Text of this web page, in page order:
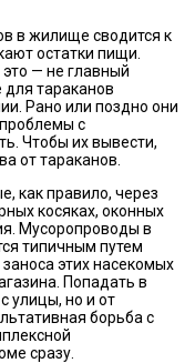
в жилище сводится к
остатки пищи.
— не главный
тараканов
Рано или поздно они
проблемы с
Чтобы их вывести,
от тараканов.
как правило, через
косяках, оконных
Мусоропроводы в
типичным путем
этих насекомых
Попадать в
улицы, но и от
борьба с
сразу.